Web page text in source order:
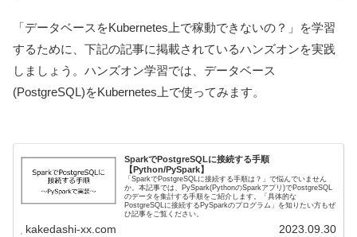
「データベースをKubernetes上で稼動できないの？」を学習
するために、下記の記事に掲載されているハンズオンを実践
しましょう。ハンズオン学習では、データベース
(PostgreSQL)をKubernetes上で使ってみます。
SparkでPostgreSQLに接続する手順
【Python/PySpark】
「SparkでPostgreSQLに接続する手順は？」で悩んでいません
か。本記事では、PySpark(PythonのSparkアプリ)でPostgreSQL
のデータを集計する手順をご紹介します。「具体的な
PostgreSQLに接続するPySparkのプログラム」を知りたい方もぜ
ひ記事をご覧ください。
kakedashi-xx.com 2023.09.30